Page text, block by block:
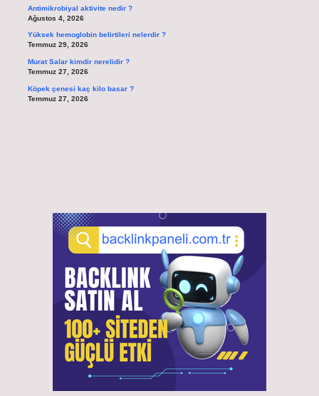
Antimikrobiyal aktivite nedir ?
Ağustos 4, 2026
Yüksek hemoglobin belirtileri nelerdir ?
Temmuz 29, 2026
Murat Salar kimdir nerelidir ?
Temmuz 27, 2026
Köpek çenesi kaç kilo basar ?
Temmuz 27, 2026